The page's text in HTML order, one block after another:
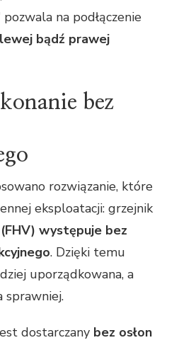
pozwala na podłączenie
bądź prawej
bez
rozwiązanie, które
eksploatacji: grzejnik
występuje bez
. Dzięki temu
uporządkowana, a
sprawniej.
dostarczany bez osłon